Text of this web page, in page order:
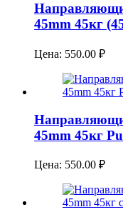
45mm 45кг
Цена: 550.00 ₽
45mm 45кг
Цена: 550.00 ₽